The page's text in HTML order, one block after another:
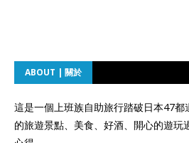
ABOUT | 關於
這是一個上班族自助旅行踏破日本47
的旅遊景點、美食、好酒、開心的遊玩